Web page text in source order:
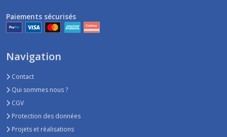
Afficher
les
Paiements sécurisés
Navigation
Contact
Qui sommes nous ?
CGV
Protection des données
Projets et réalisations